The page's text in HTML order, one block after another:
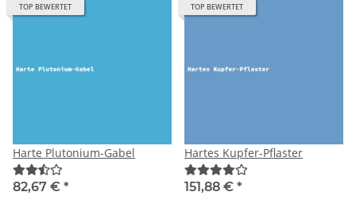
TOP BEWERTET
Harte Plutonium-Gabel
82,67 € *
TOP BEWERTET
Hartes Kupfer-Pflaster
151,88 € *